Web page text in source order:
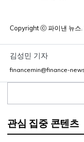
Copyright ⓒ 파이낸 뉴스.
김성민 기자
financemin@finance-
글
관심 집중 콘텐츠